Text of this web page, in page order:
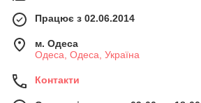
Працює з 02.06.2014
м. Одеса
Одеса, Одеса, Україна
Контакти